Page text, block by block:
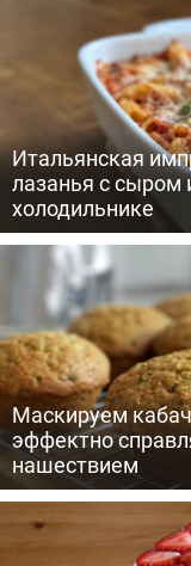
Итальянская
лазанья с сыром
холодильнике
Маскируем
эффектно
нашествием